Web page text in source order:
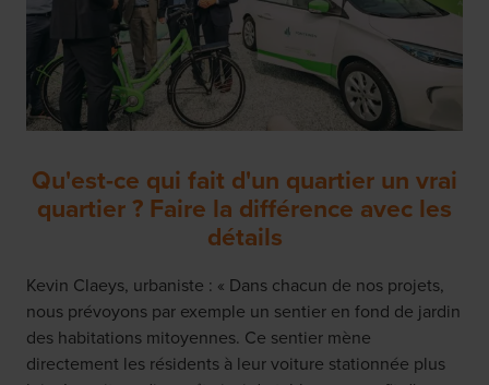
Qu'est-ce qui fait d'un quartier un vrai
quartier ? Faire la différence avec les
détails
Kevin Claeys, urbaniste : « Dans chacun de nos projets,
nous prévoyons par exemple un sentier en fond de jardin
des habitations mitoyennes. Ce sentier mène
directement les résidents à leur voiture stationnée plus